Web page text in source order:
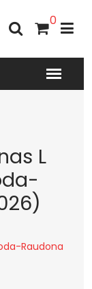
0
L
Raudona